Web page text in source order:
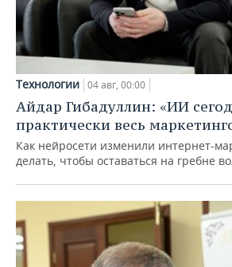
Технологии 04 авг, 00:00
Айдар Гибадуллин: «ИИ
практически весь
Как нейросети изменили интернет-
делать, чтобы оставаться на гребне